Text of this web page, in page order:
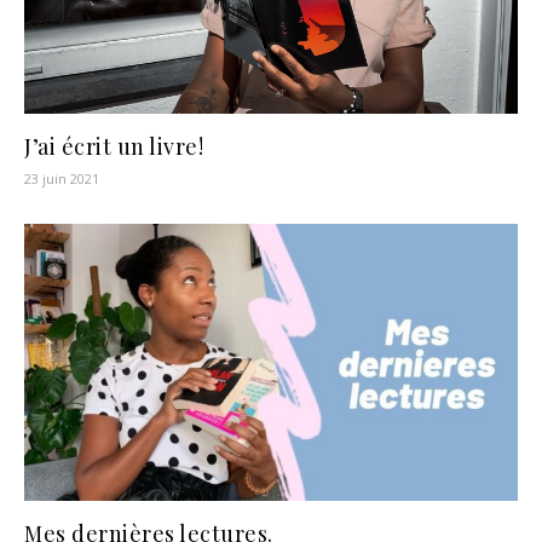
J’ai écrit un livre!
23 juin 2021
Mes dernières lectures.